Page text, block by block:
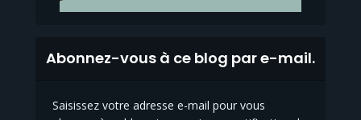
Abonnez-vous à ce blog par e-mail.
Saisissez votre adresse e-mail pour vous